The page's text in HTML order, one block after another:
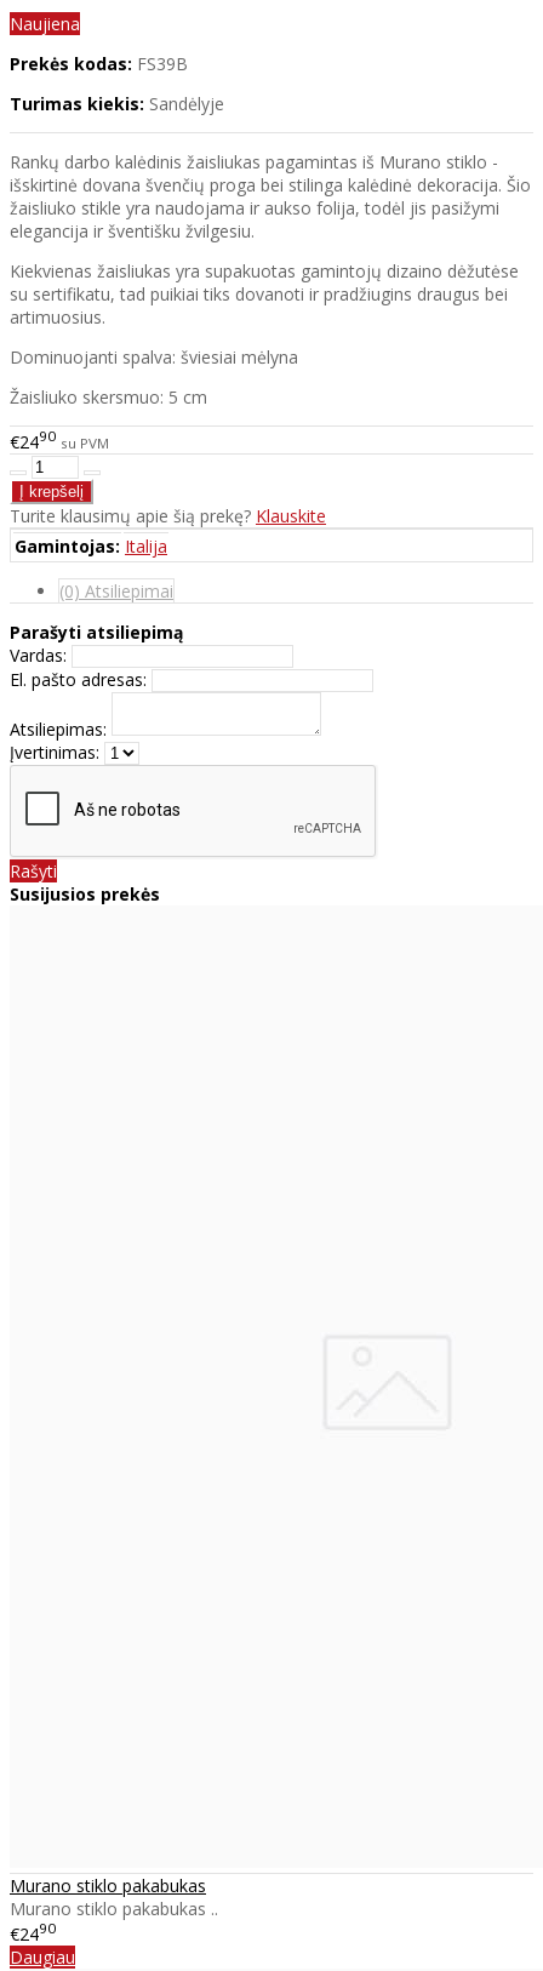
Naujiena
Prekės kodas: FS39B
Turimas kiekis: Sandėlyje
Rankų darbo kalėdinis žaisliukas pagamintas iš Murano stiklo -
išskirtinė dovana švenčių proga bei stilinga kalėdinė dekoracija. Šio
žaisliuko stikle yra naudojama ir aukso folija, todėl jis pasižymi
elegancija ir šventišku žvilgesiu.
Kiekvienas žaisliukas yra supakuotas gamintojų dizaino dėžutėse
su sertifikatu, tad puikiai tiks dovanoti ir pradžiugins draugus bei
artimuosius.
Dominuojanti spalva: šviesiai mėlyna
Žaisliuko skersmuo: 5 cm
€2490 su PVM
Turite klausimų apie šią prekę? Klauskite
Gamintojas: Italija
(0) Atsiliepimai
Parašyti atsiliepimą
Vardas:
El. pašto adresas:
Atsiliepimas:
Įvertinimas:
Rašyti
Susijusios prekės
Murano stiklo pakabukas
Murano stiklo pakabukas ..
€2490
Daugiau